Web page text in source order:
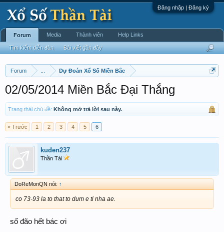
Đăng nhập | Đăng ký
Forum Dự Đoán Xổ Số Miền Bắc
02/05/2014 Miền Bắc Đại Thắng
Trạng thái chủ đề: Không mở trả lời sau này.
< Trước 1 2 3 4 5 6
kuden237
Thần Tài
DoReMonQN nói: ↑
co 73-93 la to that to dum e ti nha ae.
số đão hết bác ơi
Forum
Tìm kiếm diễn đàn Bài viết gần đây
Media Thành viên Help Links